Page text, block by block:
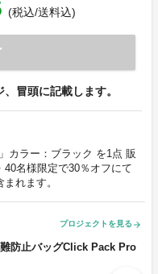
(税込/送料込)
冒頭に記載します。
カラー：ブラック を1点 販
名様限定で30％オフにて
れます。
プロジェクトを見る arrow_forward
防止バッグClick Pack Pro